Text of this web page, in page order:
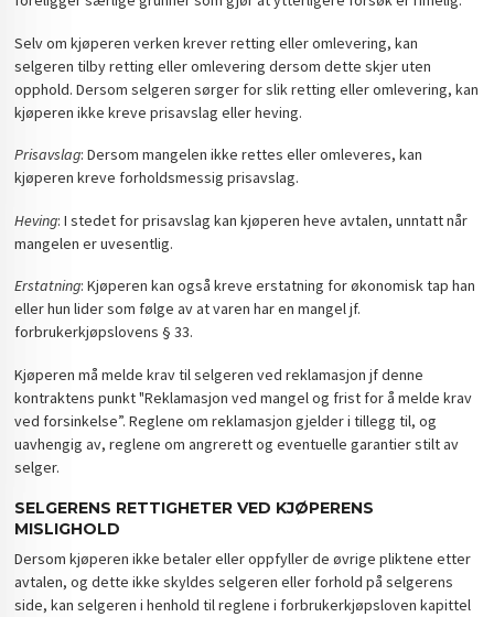
Selv om kjøperen verken krever retting eller omlevering, kan
selgeren tilby retting eller omlevering dersom dette skjer uten
opphold. Dersom selgeren sørger for slik retting eller omlevering, kan
kjøperen ikke kreve prisavslag eller heving.
Prisavslag: Dersom mangelen ikke rettes eller omleveres, kan
kjøperen kreve forholdsmessig prisavslag.
Heving: I stedet for prisavslag kan kjøperen heve avtalen, unntatt når
mangelen er uvesentlig.
Erstatning: Kjøperen kan også kreve erstatning for økonomisk tap han
eller hun lider som følge av at varen har en mangel jf.
forbrukerkjøpslovens § 33.
Kjøperen må melde krav til selgeren ved reklamasjon jf denne
kontraktens punkt "Reklamasjon ved mangel og frist for å melde krav
ved forsinkelse”. Reglene om reklamasjon gjelder i tillegg til, og
uavhengig av, reglene om angrerett og eventuelle garantier stilt av
selger.
SELGERENS RETTIGHETER VED KJØPERENS
MISLIGHOLD
Dersom kjøperen ikke betaler eller oppfyller de øvrige pliktene etter
avtalen, og dette ikke skyldes selgeren eller forhold på selgerens
side, kan selgeren i henhold til reglene i forbrukerkjøpsloven kapittel